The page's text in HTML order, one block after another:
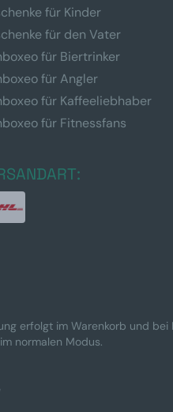
für Kinder
für den Vater
für Biertrinker
für Angler
für Kaffeeliebhaber
für Fitnessfans
erfolgt im Warenkorb und bei
normalen Modus.